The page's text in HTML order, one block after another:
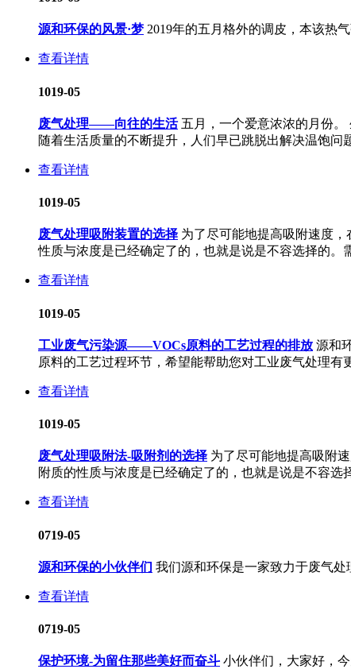
源和环保的风景·梦 2019年的五月格外的调皮，本该热
查看详情
1019-05
废气处理——向往的生活 五月，一个爱意浓浓的月份。
随着生活质量的不断提升，人们早已跳脱出解决温饱问
查看详情
1019-05
废气处理吸附装置的选择 为了尽可能地提高吸附速度
性质与浓度是已经确定了的，也就是说是不容选择的。
查看详情
1019-05
工业废气污染源——VOCs原料的工艺过程的排放 源和
原料的工艺过程环节，希望能帮助您对工业废气处理有
查看详情
1019-05
废气处理吸附法-吸附剂的选择 为了尽可能地提高吸附
附质的性质与浓度是已经确定了的，也就是说是不容选
查看详情
0719-05
源和环保的小伙伴们 我们源和环保是一家致力于废气处
查看详情
0719-05
保护环境-为留住那些美好而奋斗 小伙伴们，大家好，